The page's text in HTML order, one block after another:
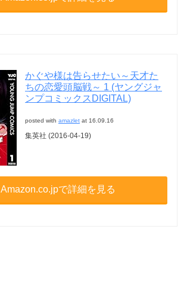
かぐや様は告らせたい～天才た
ちの恋愛頭脳戦～ 1 (ヤングジャ
ンプコミックスDIGITAL)
posted with amazlet at 16.09.16
集英社 (2016-04-19)
Amazon.co.jpで詳細を見る